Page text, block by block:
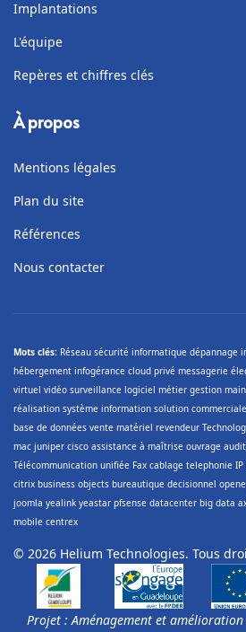
Implantations
L'équipe
Repères et chiffres clés
À propos
Mentions légales
Plan du site
Références
Nous contacter
Mots clés: Réseau sécurité informatique dépannage
hébergement infogérance cloud privé messagerie
virtuel vidéo surveillance logiciel métier gestion
réalisation système information solution
base de données vente matériel revendeur
mac juniper cisco assistance à maîtrise ouvrage
Télécommunication unifiée Fax cablage telephonie
citrix business objects bureautique decisionnel
joomla yealink yeastar pfsense datacenter big data
mobile centrex
© 2026 Helium Technologies. Tous
Projet : Aménagement et